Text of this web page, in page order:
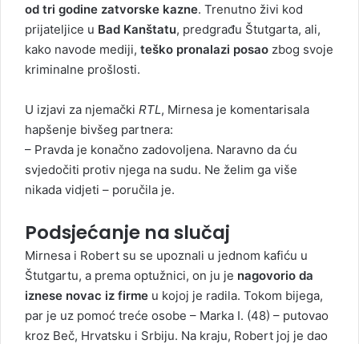
od tri godine zatvorske kazne. Trenutno živi kod
prijateljice u Bad Kanštatu, predgrađu Štutgarta, ali,
kako navode mediji, teško pronalazi posao zbog svoje
kriminalne prošlosti.
U izjavi za njemački RTL, Mirnesa je komentarisala
hapšenje bivšeg partnera:
– Pravda je konačno zadovoljena. Naravno da ću
svjedočiti protiv njega na sudu. Ne želim ga više
nikada vidjeti – poručila je.
Podsjećanje na slučaj
Mirnesa i Robert su se upoznali u jednom kafiću u
Štutgartu, a prema optužnici, on ju je nagovorio da
iznese novac iz firme u kojoj je radila. Tokom bijega,
par je uz pomoć treće osobe – Marka I. (48) – putovao
kroz Beč, Hrvatsku i Srbiju. Na kraju, Robert joj je dao